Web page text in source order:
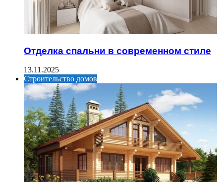
Отделка спальни в современном стиле
13.11.2025
Строительство домов